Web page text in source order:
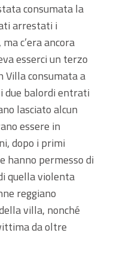
consumata la
arrestati i
c’era ancora
esserci un terzo
Villa consumata a
due balordi entrati
lasciato alcun
essere in
dopo i primi
hanno permesso di
quella violenta
reggiano
villa, nonché
da oltre